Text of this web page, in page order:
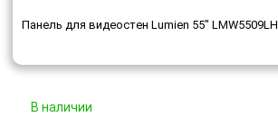
Панель для видеостен Lumien 55" LMW5509LH
В наличии